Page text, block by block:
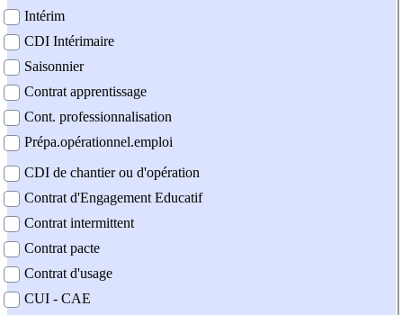
Intérim
CDI Intérimaire
Saisonnier
Contrat apprentissage
Cont. professionnalisation
Prépa.opérationnel.emploi
CDI de chantier ou d'opération
Contrat d'Engagement Educatif
Contrat intermittent
Contrat pacte
Contrat d'usage
CUI - CAE